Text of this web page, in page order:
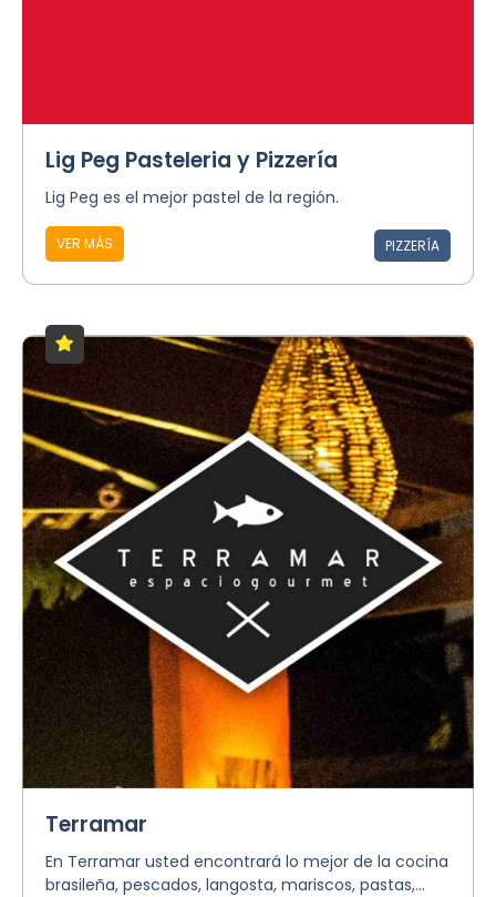
Lig Peg Pasteleria y Pizzería
Lig Peg es el mejor pastel de la región.
VER MÁS PIZZERÍA
Terramar
En Terramar usted encontrará lo mejor de la cocina
brasileña, pescados, langosta, mariscos, pastas,...